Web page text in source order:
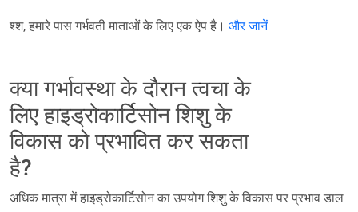
श्श, हमारे पास गर्भवती माताओं के लिए एक ऐप है। और जानें
क्या गर्भावस्था के दौरान त्वचा के
लिए हाइड्रोकार्टिसोन शिशु के
विकास को प्रभावित कर सकता
है?
अधिक मात्रा में हाइड्रोकार्टिसोन का उपयोग शिशु के विकास पर प्रभाव डाल